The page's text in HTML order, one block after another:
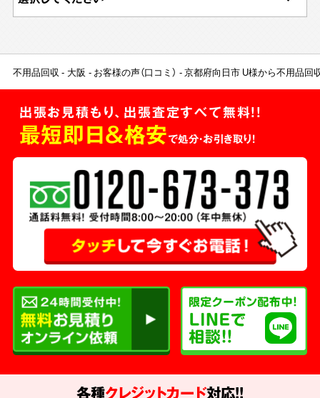
不用品回収 大阪 お客様の声（口コミ） 京都府向日市 U様から不用品回
出張お見積もり、出張査定すべて無料!!
最短即日＆格安で処分・お引き取り！
各種クレジットカード対応!!